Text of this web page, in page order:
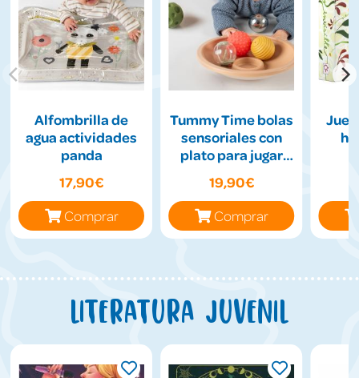
Alfombrilla de
agua actividades
panda
17,90€
Comprar
Tummy Time bolas
sensoriales con
plato para jugar
19,90€
Comprar
Literatura juvenil